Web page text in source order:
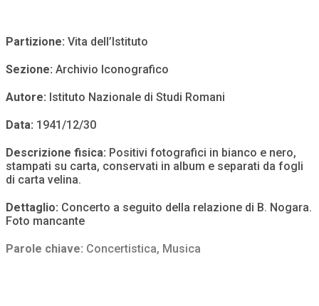
Partizione: Vita dell’Istituto
Sezione: Archivio Iconografico
Autore: Istituto Nazionale di Studi Romani
Data: 1941/12/30
Descrizione fisica: Positivi fotografici in bianco e nero,
stampati su carta, conservati in album e separati da fogli
di carta velina.
Dettaglio: Concerto a seguito della relazione di B. Nogara.
Foto mancante
Parole chiave: Concertistica, Musica